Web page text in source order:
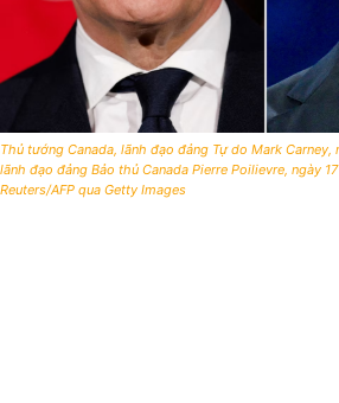
Thủ tướng Canada, lãnh đạo đảng Tự do Mark
lãnh đạo đảng Bảo thủ Canada Pierre Poilievre, ngày
Reuters/AFP qua Getty Images